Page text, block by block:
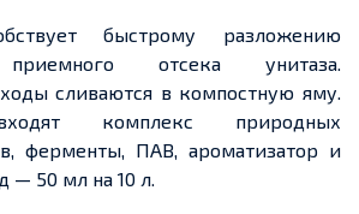
быстрому разложению
отсека унитаза.
сливаются в компостную яму.
комплекс природных
ферменты, ПАВ, ароматизатор и
— 50 мл на 10 л.